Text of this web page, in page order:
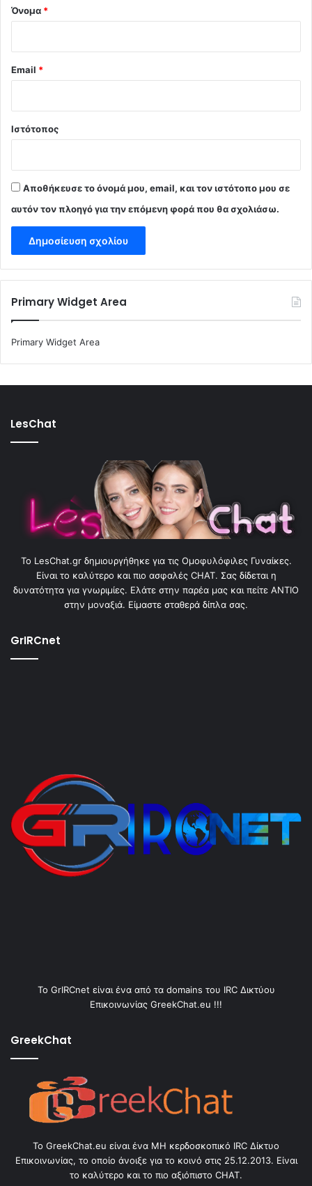
Όνομα *
Email *
Ιστότοπος
Αποθήκευσε το όνομά μου, email, και τον ιστότοπο μου σε
αυτόν τον πλοηγό για την επόμενη φορά που θα σχολιάσω.
Primary Widget Area
Primary Widget Area
LesChat
To LesChat.gr δημιουργήθηκε για τις Ομοφυλόφιλες Γυναίκες.
Είναι το καλύτερο και πιο ασφαλές CHAT. Σας δίδεται η
δυνατότητα για γνωριμίες. Ελάτε στην παρέα μας και πείτε ΑΝΤΙΟ
στην μοναξιά. Είμαστε σταθερά δίπλα σας.
GrIRCnet
Το GrIRCnet είναι ένα από τα domains του IRC Δικτύου
Επικοινωνίας GreekChat.eu !!!
GreekChat
Το GreekChat.eu είναι ένα ΜΗ κερδοσκοπικό IRC Δίκτυο
Επικοινωνίας, το οποίο άνοιξε για το κοινό στις 25.12.2013. Είναι
το καλύτερο και το πιο αξιόπιστο CHAT.